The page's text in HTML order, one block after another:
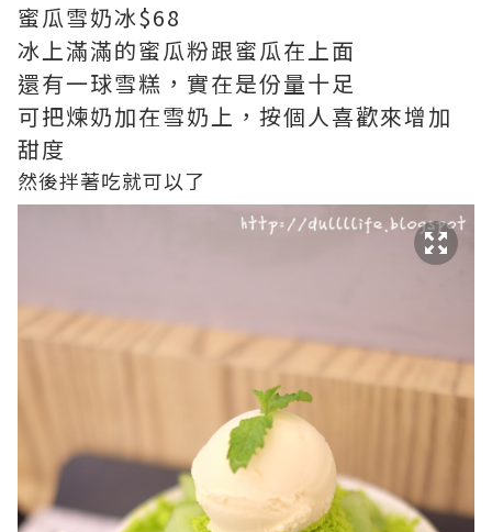
蜜瓜雪奶冰$68
冰上滿滿的蜜瓜粉跟蜜瓜在上面
還有一球雪糕，實在是份量十足
可把煉奶加在雪奶上，按個人喜歡來增加
甜度
然後拌著吃就可以了